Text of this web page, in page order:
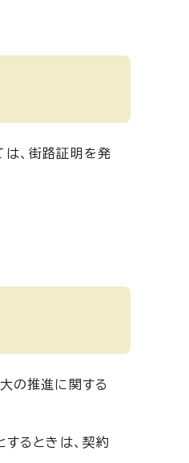
、街路証明を発
の推進に関する
るときは、契約